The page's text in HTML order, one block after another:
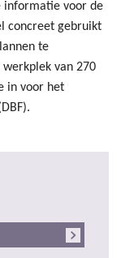
informatie voor de
concreet gebruikt
te
van 270
in voor het